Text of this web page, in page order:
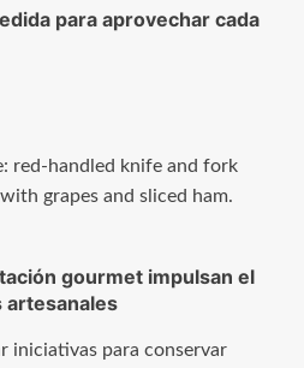
para aprovechar cada
gourmet impulsan el
artesanales